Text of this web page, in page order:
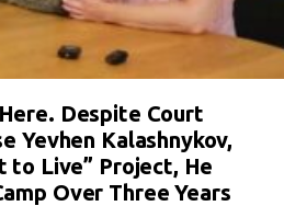
Despite Court
Yevhen Kalashnykov,
to Live” Project, He
Over Three Years